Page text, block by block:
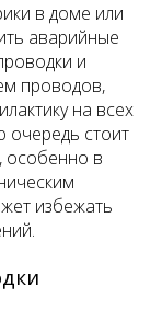
в доме или
аварийные
и
проводов,
на всех
очередь стоит
особенно в
избежать